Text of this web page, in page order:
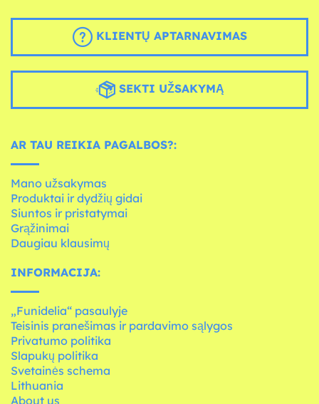
KLIENTŲ APTARNAVIMAS
SEKTI UŽSAKYMĄ
AR TAU REIKIA PAGALBOS?:
Mano užsakymas
Produktai ir dydžių gidai
Siuntos ir pristatymai
Grąžinimai
Daugiau klausimų
INFORMACIJA:
„Funidelia“ pasaulyje
Teisinis pranešimas ir pardavimo sąlygos
Privatumo politika
Slapukų politika
Svetainės schema
Lithuania
About us